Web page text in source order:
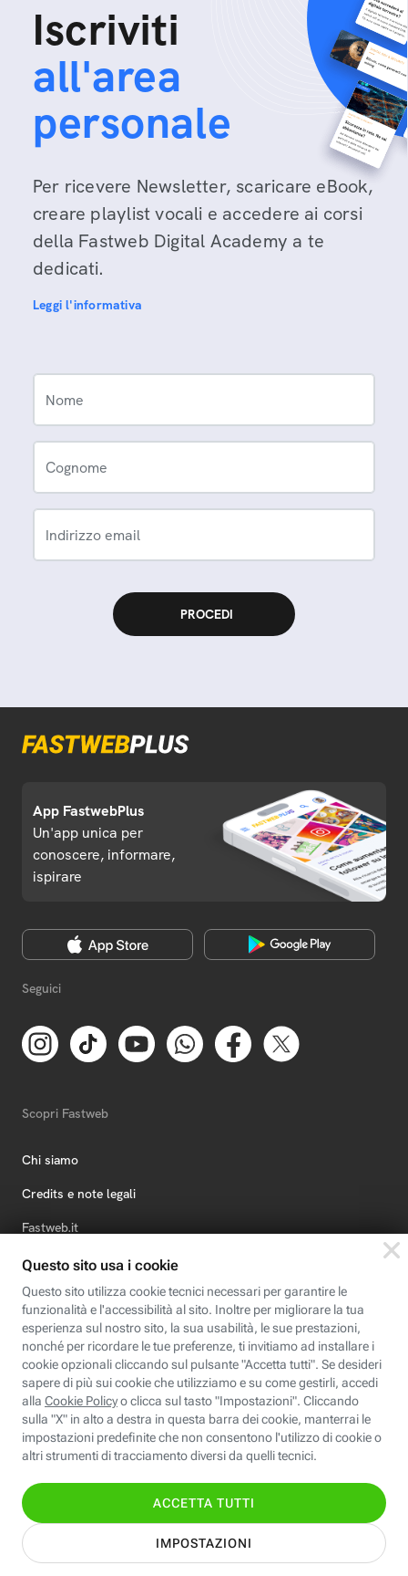
Iscriviti
all'area
personale
Per ricevere Newsletter, scaricare eBook,
creare playlist vocali e accedere ai corsi
della Fastweb Digital Academy a te
dedicati.
Leggi l'informativa
Nome
Cognome
Indirizzo email
App FastwebPlus
Un'app unica per
conoscere, informare,
ispirare
Seguici
Scopri Fastweb
Chi siamo
Credits e note legali
Fastweb.it
Formazione
Fastweb Digital Academy
STEP FuturAbility District
Insieme, siamo futuro
© Fastweb SpA 2026 - P.IVA 12878470157
Informativa
Modifica